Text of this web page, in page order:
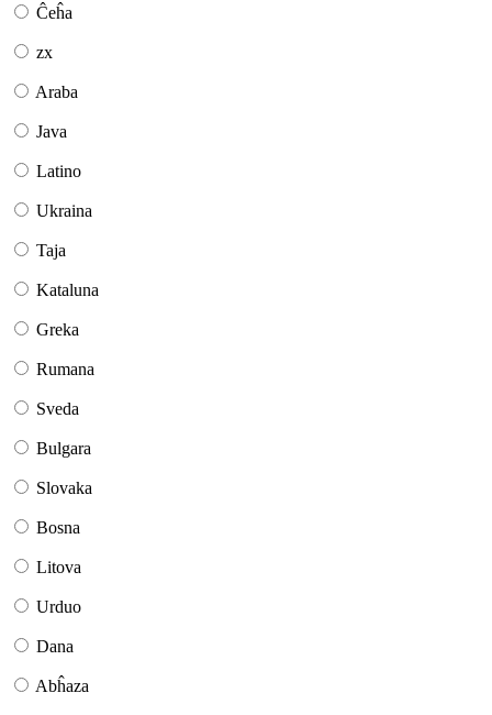
Ĉeĥa
zx
Araba
Java
Latino
Ukraina
Taja
Kataluna
Greka
Rumana
Sveda
Bulgara
Slovaka
Bosna
Litova
Urduo
Dana
Abĥaza